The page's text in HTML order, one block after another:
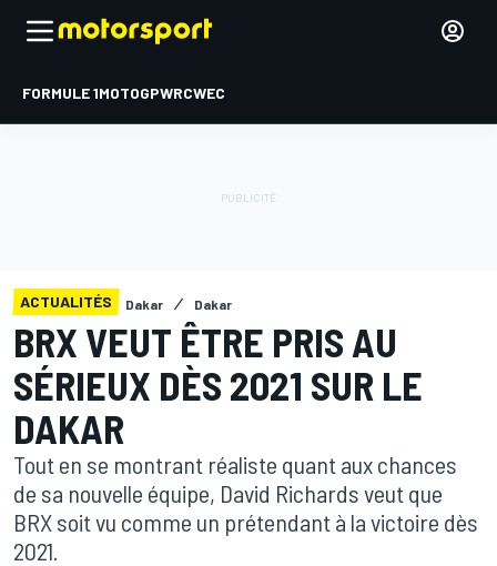
FORMULE 1MOTOGPWRCWEC
ACTUALITÉS Dakar Dakar
BRX VEUT ÊTRE PRIS AU
SÉRIEUX DÈS 2021 SUR LE
DAKAR
Tout en se montrant réaliste quant aux chances
de sa nouvelle équipe, David Richards veut que
BRX soit vu comme un prétendant à la victoire dès
2021.